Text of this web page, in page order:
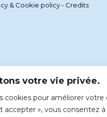
votre vie privée.
cookies pour améliorer
accepter », vous consentez
& Cookie policy- Credits